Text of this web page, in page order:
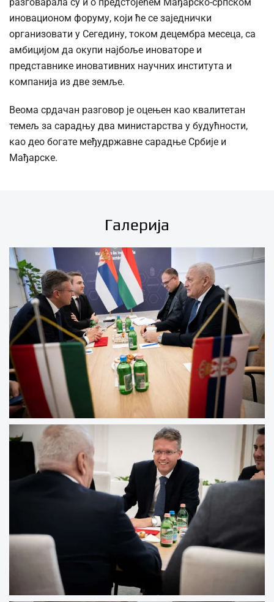
разговарала су и о предстојећем Мађарско-српском
иновационом форуму, који ће се заједнички
организовати у Сегедину, током децембра месеца, са
амбицијом да окупи најбоље иноваторе и
представнике иновативних научних института и
компанија из две земље.
Веома срдачан разговор је оцењен као квалитетан
темељ за сарадњу два министарства у будућности,
као део богате међудржавне сарадње Србије и
Мађарске.
Галерија